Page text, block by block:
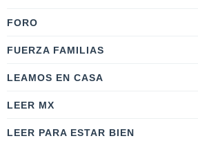
FORO
FUERZA FAMILIAS
LEAMOS EN CASA
LEER MX
LEER PARA ESTAR BIEN